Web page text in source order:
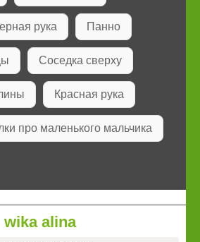
рука Панно
Соседка сверху
Красная рука
про маленького мальчика
wika alina